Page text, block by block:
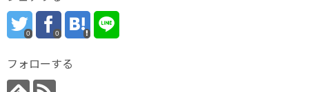
0 0
フォローする